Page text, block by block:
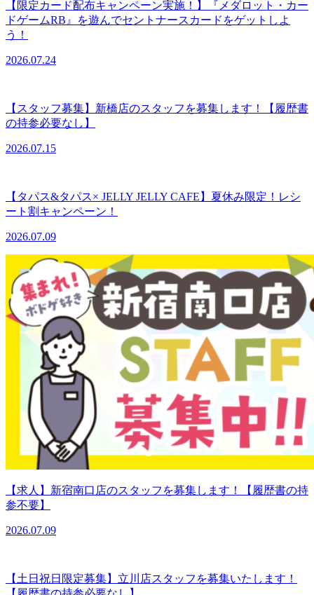
【限定カード配布キャンペーン実施！】『メダロット・カー
ドゲームRB』を遊んでセントナースカードをゲットしよ
う！
2026.07.24
【スタッフ募集】新橋店のスタッフを募集します！【履歴書
の持参必要なし】
2026.07.15
【タパス&タパス× JELLY JELLY CAFE】夏休み限定！レシ
ート割キャンペーン！
2026.07.09
【求人】新宿南口店のスタッフを募集します！【履歴書の持
参不要】
2026.07.09
【土日祝日限定募集】立川店スタッフを募集いたします！